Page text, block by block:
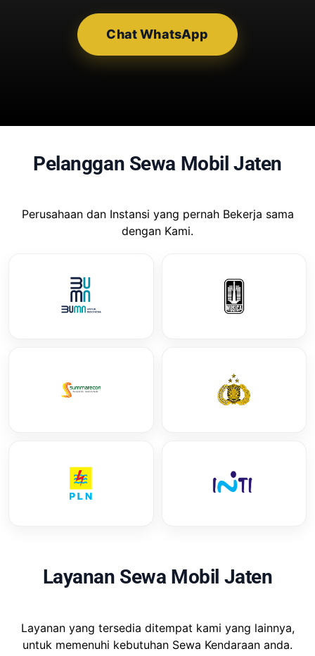
Chat WhatsApp
Pelanggan Sewa Mobil Jaten
Perusahaan dan Instansi yang pernah Bekerja sama
dengan Kami.
Layanan Sewa Mobil Jaten
Layanan yang tersedia ditempat kami yang lainnya,
untuk memenuhi kebutuhan Sewa Kendaraan anda.